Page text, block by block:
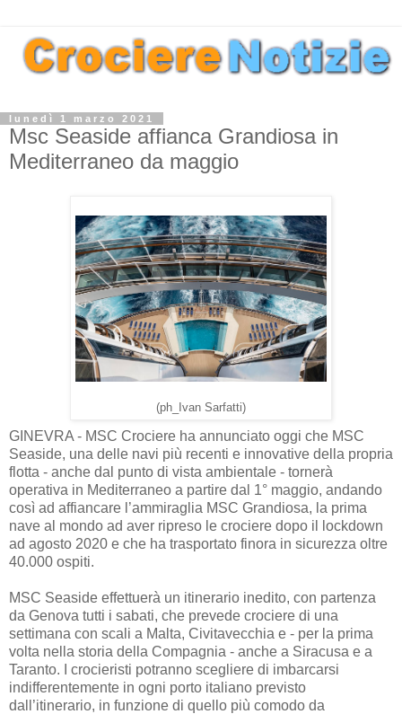
lunedì 1 marzo 2021
Msc Seaside affianca Grandiosa in
Mediterraneo da maggio
(ph_Ivan Sarfatti)
GINEVRA - MSC Crociere ha annunciato oggi che MSC
Seaside, una delle navi più recenti e innovative della propria
flotta - anche dal punto di vista ambientale - tornerà
operativa in Mediterraneo a partire dal 1° maggio, andando
così ad affiancare l’ammiraglia MSC Grandiosa, la prima
nave al mondo ad aver ripreso le crociere dopo il lockdown
ad agosto 2020 e che ha trasportato finora in sicurezza oltre
40.000 ospiti.
MSC Seaside effettuerà un itinerario inedito, con partenza
da Genova tutti i sabati, che prevede crociere di una
settimana con scali a Malta, Civitavecchia e - per la prima
volta nella storia della Compagnia - anche a Siracusa e a
Taranto. I crocieristi potranno scegliere di imbarcarsi
indifferentemente in ogni porto italiano previsto
dall’itinerario, in funzione di quello più comodo da